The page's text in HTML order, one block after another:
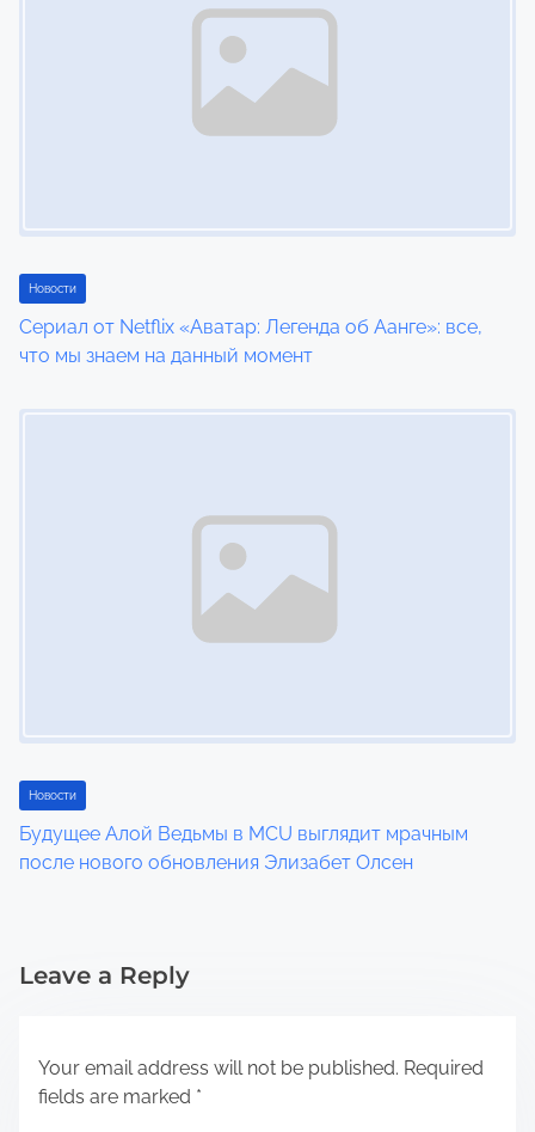
Новости
Сериал от Netflix «Аватар: Легенда об Аанге»: все,
что мы знаем на данный момент
Новости
Будущее Алой Ведьмы в MCU выглядит мрачным
после нового обновления Элизабет Олсен
Leave a Reply
Your email address will not be published. Required
fields are marked *